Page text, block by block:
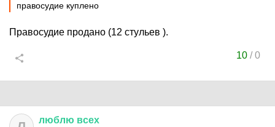
правосудие куплено
Правосудие продано (12 стульев ).
10 /0
люблю всех